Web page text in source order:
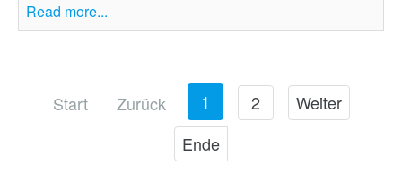
Read more...
Start Zurück 1 2
Weiter
Ende